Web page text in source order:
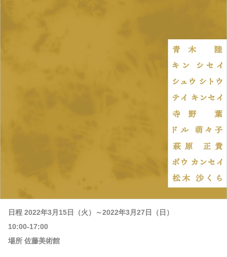
日程 2022年3月15日（火）～2022年3月27日（日）
10:00-17:00
場所 佐藤美術館